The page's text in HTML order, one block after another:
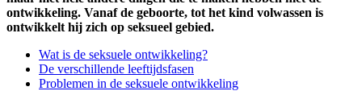
ontwikkeling. Vanaf de geboorte, tot het kind volwassen is
ontwikkelt hij zich op seksueel gebied.
Wat is de seksuele ontwikkeling?
De verschillende leeftijdsfasen
Problemen in de seksuele ontwikkeling